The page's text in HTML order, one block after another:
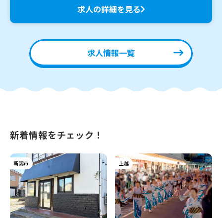
求人の詳細を見る
求人情報一覧
新着情報をチェック！
新潟市 上越